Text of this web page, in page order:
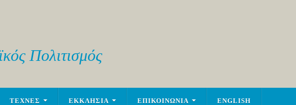
Πολιτισμός
ΤΕΧΝΕΣ ΕΚΚΛΗΣΙΑ ΕΠΙΚΟΙΝΩΝΙΑ ENGLISH